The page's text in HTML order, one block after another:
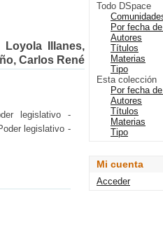
Loyola Illanes,
Carlos René
legislativo -
legislativo -
Todo DSpace
Por fecha
Autores
Títulos
Materias
Tipo
Esta colección
Por fecha
Autores
Títulos
Materias
Tipo
Mi cuenta
Acceder